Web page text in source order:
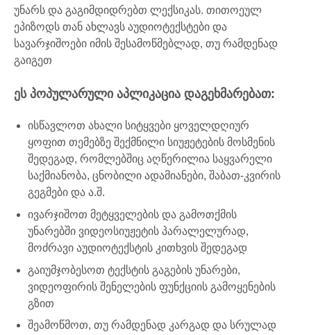
უნარს და გაგიმდიდრებთ ლექსიკას. თითოეულ
ეპიზოდს თან ახლავს აუდიოტექსტები და
სავარჯიშოები იმის შესამოწმებლად, თუ რამდენად
გაიგეთ
ეს პოპულარული აპლიკაცია დაგეხმარებათ:
ისწავლოთ ახალი სიტყვები ყოველდღიურ
ყოფით თემებზე შექმნილი სიუჟეტების მოსმენის
შედეგად, რომლებშიც აღწერილია საყვარელი
საქმიანობა, ცნობილი ადამიანები, შაბათ-კვირის
გეგმები და ა.შ.
ივარჯიშოთ მეტყველების და გამოთქმის
უნარებში ვიდეოსიუჟეტის პარალელურად,
მოძრავი აუდიოტექსტის კითხვის შედეგად
გაიუმჯობესოთ ტექსტის გაგების უნარები,
ვიდეოფირის შენელების ფუნქციის გამოყენების
გზით
შეამოწმოთ, თუ რამდენად კარგად და სრულად